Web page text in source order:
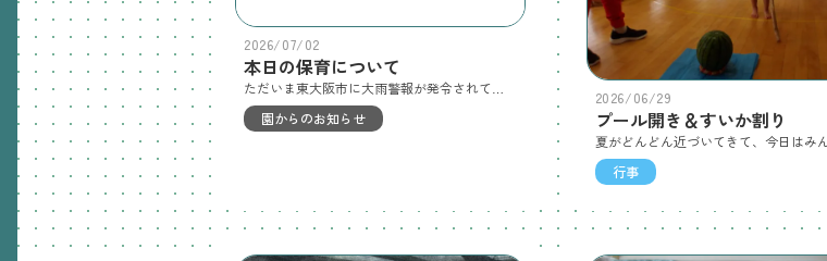
2026/07/02
本日の保育について
園からのお知らせ
2026/06/29
プール開き＆すいか割り
行事